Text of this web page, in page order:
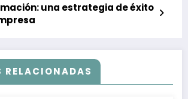
una estrategia de éxito
RELACIONADAS